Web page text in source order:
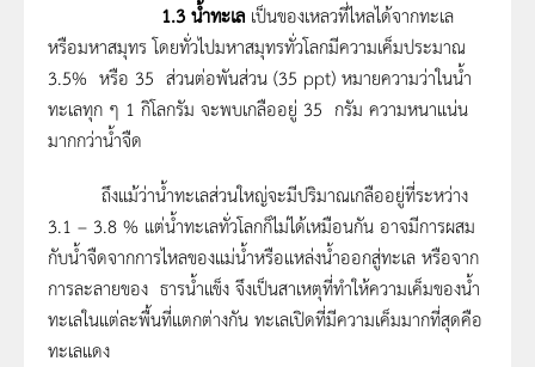
1.3 น้ำทะเล เป็นของเหลวที่ไหลได้จากทะเล
หรือมหาสมุทร โดยทั่วไปมหาสมุทรทั่วโลกมีความเค็มประมาณ
3.5% หรือ 35 ส่วนต่อพันส่วน (35 ppt) หมายความว่าในน้ำ
ทะเลทุก ๆ 1 กิโลกรัม จะพบเกลืออยู่ 35 กรัม ความหนาแน่น
มากกว่าน้ำจืด
ถึงแม้ว่าน้ำทะเลส่วนใหญ่จะมีปริมาณเกลืออยู่ที่ระหว่าง
3.1 – 3.8 % แต่น้ำทะเลทั่วโลกก็ไม่ได้เหมือนกัน อาจมีการผสม
กับน้ำจืดจากการไหลของแม่น้ำหรือแหล่งน้ำออกสู่ทะเล หรือจาก
การละลายของ ธารน้ำแข็ง จึงเป็นสาเหตุที่ทำให้ความเค็มของน้ำ
ทะเลในแต่ละพื้นที่แตกต่างกัน ทะเลเปิดที่มีความเค็มมากที่สุดคือ
ทะเลแดง